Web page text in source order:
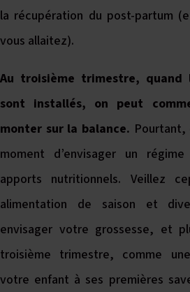
la récupération du post-partum
vous allaitez).
Au troisième trimestre, quand
sont installés, on peut
monter sur la balance. Pourtant,
moment d’envisager un
apports nutritionnels. Veillez
alimentation de saison et
envisager votre grossesse, et
troisième trimestre, comme
votre enfant à ses premières